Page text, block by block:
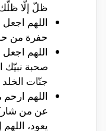
ظلّ إلّا
اللهم
حفرة من
اللهم
صحبة نبيّك
جنّات الخلد
اللهم
عن من
يعود،